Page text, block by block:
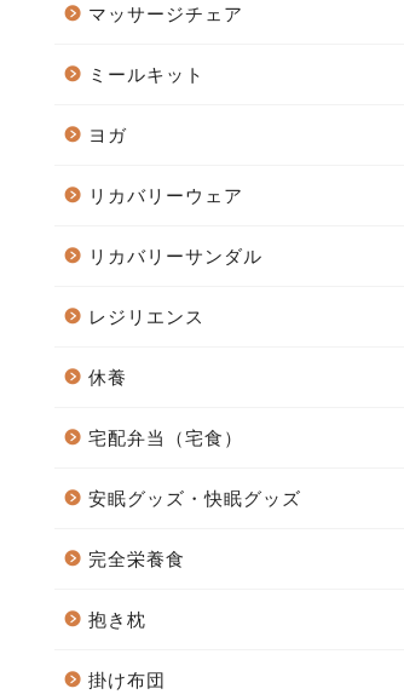
マッサージチェア
ミールキット
ヨガ
リカバリーウェア
リカバリーサンダル
レジリエンス
休養
宅配弁当（宅食）
安眠グッズ・快眠グッズ
完全栄養食
抱き枕
掛け布団